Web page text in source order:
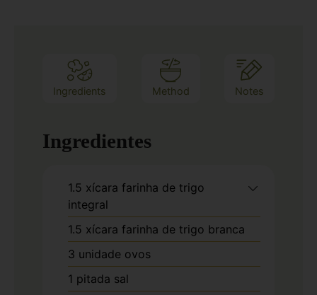
Ingredients Method Notes
Ingredientes
1.5 xícara farinha de trigo
integral
1.5 xícara farinha de trigo branca
3 unidade ovos
1 pitada sal